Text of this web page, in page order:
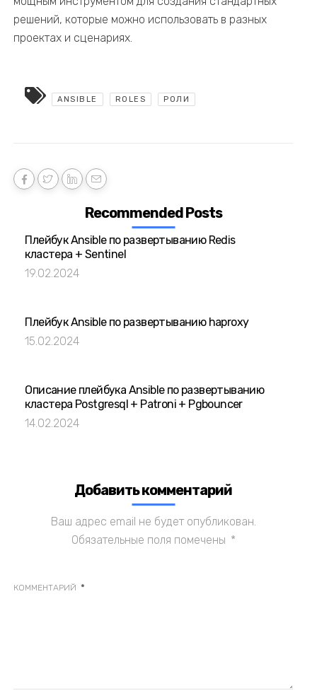
решений, которые можно использовать в разных
проектах и сценариях.
ANSIBLE ROLES РОЛИ
Recommended Posts
Плейбук Ansible по развертыванию Redis
кластера + Sentinel
19.02.2024
Плейбук Ansible по развертыванию haproxy
15.02.2024
Описание плейбука Ansible по развертыванию
кластера Postgresql + Patroni + Pgbouncer
14.02.2024
Добавить комментарий
Ваш адрес email не будет опубликован.
Обязательные поля помечены *
КОММЕНТАРИЙ *